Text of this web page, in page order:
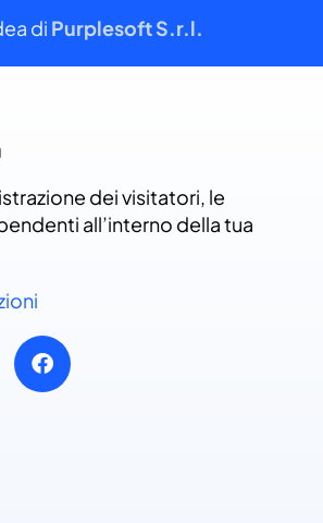
di Purplesoft S.r.l.
dei visitatori, le
all’interno della tua